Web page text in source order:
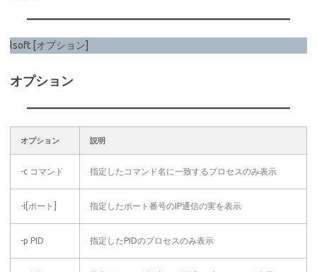
lsoft [オプション]
オプション
オプション 説明
-c コマンド 指定したコマンド名に一致するプロセスのみ表示
-i[ポート] 指定したポート番号のIP通信の実を表示
-p PID 指定したPIDのプロセスのみ表示